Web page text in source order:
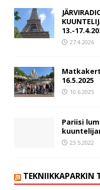
13.-
27.4.2026
16.5.2025
10.6.2025
Pariisi
23.5.2022
TEKNIIKKAPARKIN